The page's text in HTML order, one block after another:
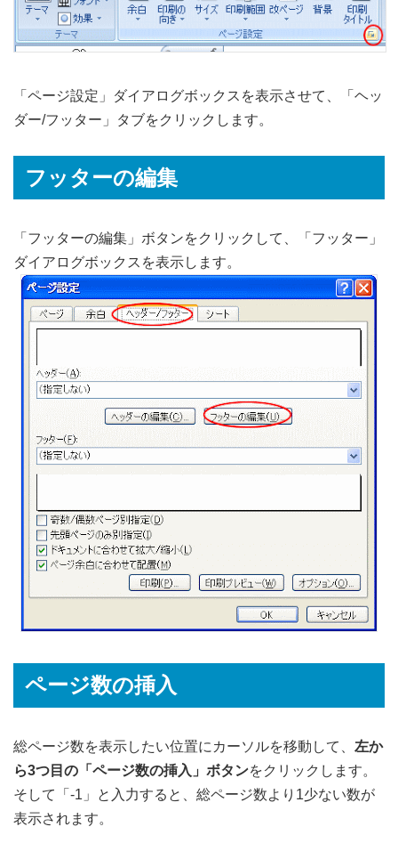
「ページ設定」ダイアログボックスを表示させて、「ヘッ
ダー/フッター」タブをクリックします。
フッターの編集
「フッターの編集」ボタンをクリックして、「フッター」
ダイアログボックスを表示します。
ページ数の挿入
総ページ数を表示したい位置にカーソルを移動して、 左か
ら3つ目の「ページ数の挿入」ボタンをクリックします。
そして「-1」と入力すると、総ページ数より1少ない数が
表示されます。